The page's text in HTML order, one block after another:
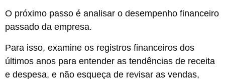
O próximo passo é analisar o desempenho financeiro
passado da empresa.
Para isso, examine os registros financeiros dos
últimos anos para entender as tendências de receita
e despesa, e não esqueça de revisar as vendas,